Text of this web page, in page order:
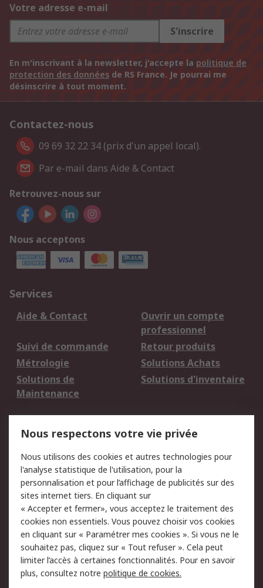
Votre adresse e-mail
S'inscrire
En m'inscrivant à la newsletter, j'accepte la politique de
protection des données de RS France. Je pourrai me
désinscrire à tout moment.
Contactez-nous
09 69 32 22 34 (prix d'un appel local).
Par e-mail dans Aide & Contact
Retrouvez-nous sur
Nous acceptons
Services
Aide & Contact
Ouvrir un compte
professionnel
Suivi de commande
Retour produits
Métrologie
Solutions Achats
Solutions de
Maintenance
Solutions d'inventaire
du site
Politique de protection
des données - Mise à
jour
Sécurité des E-mails
Conditions générales
de vente
Politique anti-
corruption
Campagnes marketing
A propos de RS
Nous respectons votre vie privée
Nous utilisons des cookies et autres technologies pour
l'analyse statistique de l'utilisation, pour la
personnalisation et pour l’affichage de publicités sur des
sites internet tiers. En cliquant sur
« Accepter et fermer», vous acceptez le traitement des
cookies non essentiels. Vous pouvez choisir vos cookies
en cliquant sur « Paramétrer mes cookies ». Si vous ne le
souhaitez pas, cliquez sur « Tout refuser ». Cela peut
limiter l’accès à certaines fonctionnalités. Pour en savoir
plus, consultez notre politique de cookies.